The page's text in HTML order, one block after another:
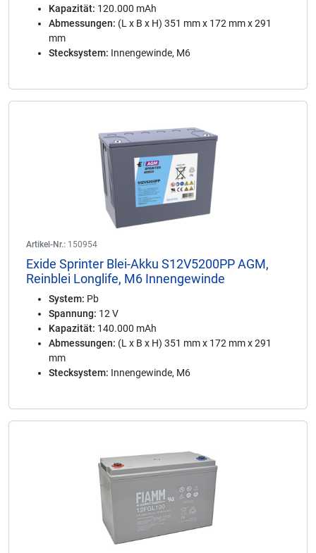
Kapazität: 120.000 mAh
Abmessungen: (L x B x H) 351 mm x 172 mm x 291
mm
Stecksystem: Innengewinde, M6
Artikel-Nr.: 150954
Exide Sprinter Blei-Akku S12V5200PP AGM,
Reinblei Longlife, M6 Innengewinde
System: Pb
Spannung: 12 V
Kapazität: 140.000 mAh
Abmessungen: (L x B x H) 351 mm x 172 mm x 291
mm
Stecksystem: Innengewinde, M6